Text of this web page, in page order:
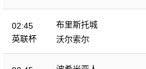
02:45
英联杯
布里斯托城
沃尔索尔